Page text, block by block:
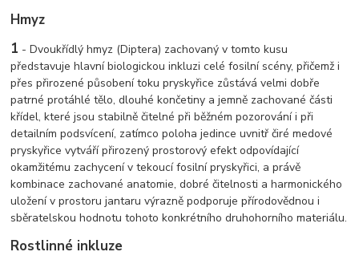
Hmyz
1 - Dvoukřídlý hmyz (Diptera) zachovaný v tomto kusu
představuje hlavní biologickou inkluzi celé fosilní scény, přičemž i
přes přirozené působení toku pryskyřice zůstává velmi dobře
patrné protáhlé tělo, dlouhé končetiny a jemně zachované části
křídel, které jsou stabilně čitelné při běžném pozorování i při
detailním podsvícení, zatímco poloha jedince uvnitř čiré medové
pryskyřice vytváří přirozený prostorový efekt odpovídající
okamžitému zachycení v tekoucí fosilní pryskyřici, a právě
kombinace zachované anatomie, dobré čitelnosti a harmonického
uložení v prostoru jantaru výrazně podporuje přírodovědnou i
sběratelskou hodnotu tohoto konkrétního druhohorního materiálu.
Rostlinné inkluze